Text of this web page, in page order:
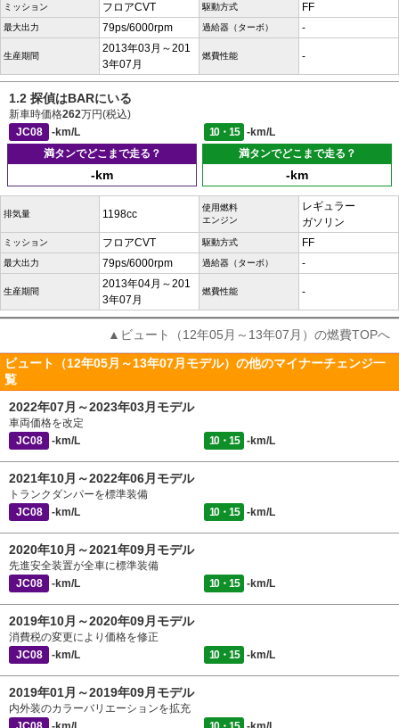
ミッション フロアCVT 駆動方式 FF
最大出力 79ps/6000rpm 過給器（ターボ） -
生産期間
2013年03月～201
3年07月
燃費性能 -
1.2 探偵はBARにいる
新車時価格262万円(税込)
JC08
-km/L 10・15
-km/L
満タンでどこまで走る？
-km
満タンでどこまで走る？
-km
排気量 1198cc
使用燃料
エンジン
レギュラー
ガソリン
ミッション フロアCVT 駆動方式 FF
最大出力 79ps/6000rpm 過給器（ターボ） -
生産期間
2013年04月～201
3年07月
燃費性能 -
▲ビュート（12年05月～13年07月）の燃費TOPへ
ビュート（12年05月～13年07月モデル）の他のマイナーチェンジ一
覧
2022年07月～2023年03月モデル
車両価格を改定
JC08
-km/L 10・15 -km/L
2021年10月～2022年06月モデル
トランクダンパーを標準装備
JC08
-km/L 10・15 -km/L
2020年10月～2021年09月モデル
先進安全装置が全車に標準装備
JC08
-km/L 10・15 -km/L
2019年10月～2020年09月モデル
消費税の変更により価格を修正
JC08
-km/L 10・15 -km/L
2019年01月～2019年09月モデル
内外装のカラーバリエーションを拡充